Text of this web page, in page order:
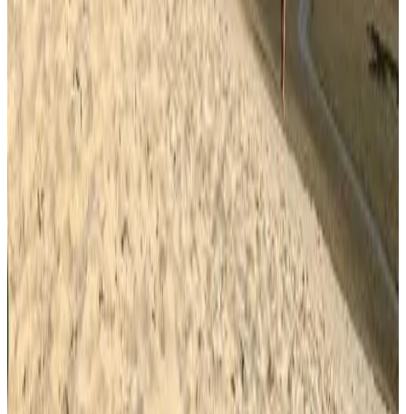
Réservation directe
Casa Tolentino
10
Réservation directe
NANTIRIA Angurman
Bubaque